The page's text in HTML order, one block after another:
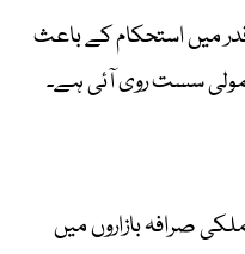
میں استحکام کے باعث
سست روی آئی ہے۔
جولائی کو ملکی صرافہ بازاروں میں